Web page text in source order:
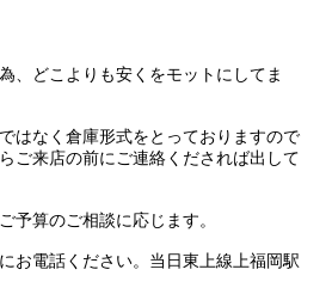
、どこよりも安くをモットにしてま
はなく倉庫形式をとっておりますので
ご来店の前にご連絡くだされば出して
予算のご相談に応じます。
お電話ください。当日東上線上福岡駅